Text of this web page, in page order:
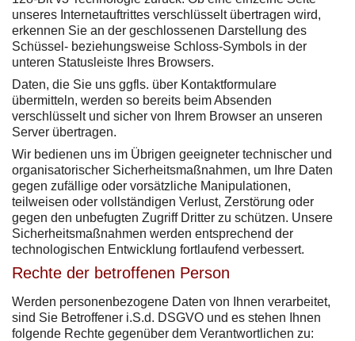
unseres Internetauftrittes verschlüsselt übertragen wird,
erkennen Sie an der geschlossenen Darstellung des
Schüssel- beziehungsweise Schloss-Symbols in der
unteren Statusleiste Ihres Browsers.
Daten, die Sie uns ggfls. über Kontaktformulare
übermitteln, werden so bereits beim Absenden
verschlüsselt und sicher von Ihrem Browser an unseren
Server übertragen.
Wir bedienen uns im Übrigen geeigneter technischer und
organisatorischer Sicherheitsmaßnahmen, um Ihre Daten
gegen zufällige oder vorsätzliche Manipulationen,
teilweisen oder vollständigen Verlust, Zerstörung oder
gegen den unbefugten Zugriff Dritter zu schützen. Unsere
Sicherheitsmaßnahmen werden entsprechend der
technologischen Entwicklung fortlaufend verbessert.
Rechte der betroffenen Person
Werden personenbezogene Daten von Ihnen verarbeitet,
sind Sie Betroffener i.S.d. DSGVO und es stehen Ihnen
folgende Rechte gegenüber dem Verantwortlichen zu: